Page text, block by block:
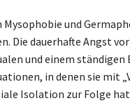
Mysophobie und
Die dauerhafte Angst
und einem ständigen
in denen sie mit
Isolation zur Folge